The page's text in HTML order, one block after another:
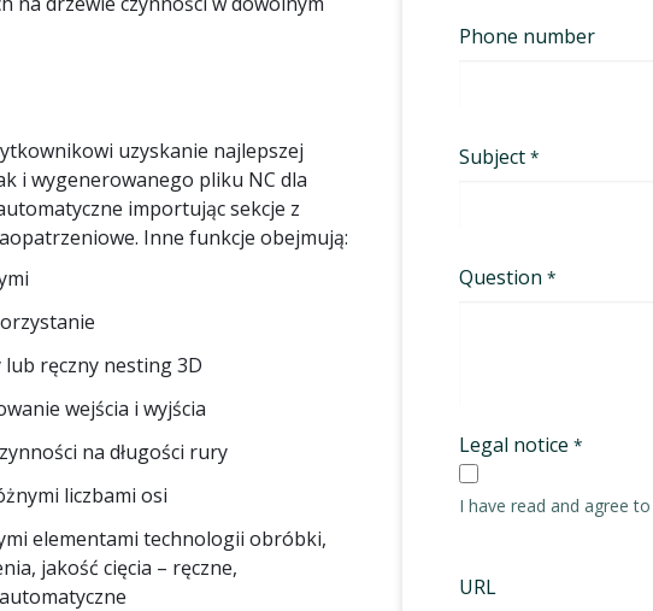
uzyskanie najlepszej
i wygenerowanego pliku NC dla
importując sekcje z
Inne funkcje obejmują:
ręczny nesting 3D
wejścia i wyjścia
na długości rury
liczbami osi
elementami technologii obróbki,
jakość cięcia – ręczne,